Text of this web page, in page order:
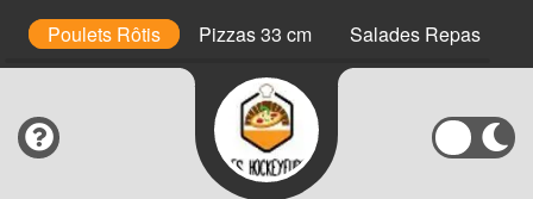
Poulets Rôtis Pizzas 33 cm Salades Repas